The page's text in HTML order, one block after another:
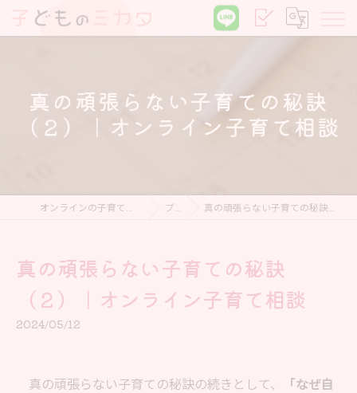
真の頑張らない子育ての秘訣
（２）｜オンライン子育て相談
オンラインの子育て相談なら子どものミカタ ブログ 真の頑張らない子育ての秘訣（２）｜オンライン子育て相談
真の頑張らない子育ての秘訣
（２）｜オンライン子育て相談
2024/05/12
真の頑張らない子育ての秘訣の続きとして、
「なぜ自